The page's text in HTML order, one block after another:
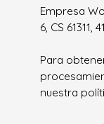
Empresa
6, CS 61311,
Para
nuestra